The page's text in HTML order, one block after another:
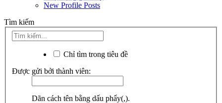
New Profile Posts
Tìm kiếm
Chỉ tìm trong tiêu đề
Được gửi bởi thành viên:
Dãn cách tên bằng dấu phẩy(,).